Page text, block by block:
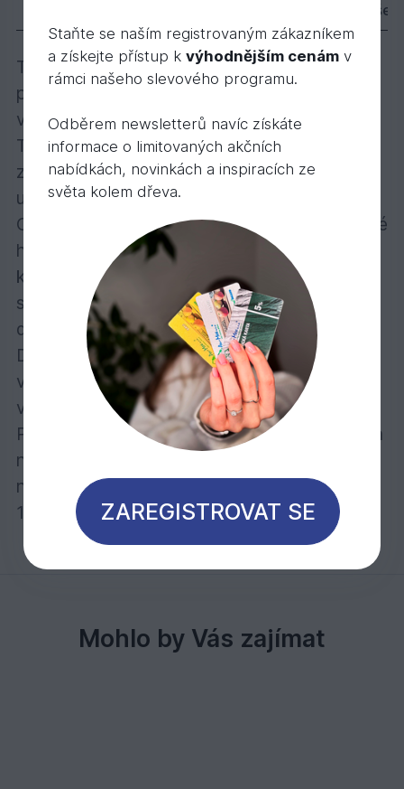
Transparentní a intenzivně zbarvené
provedení – všestranný talent pro dřevo ve
vnitřních prostorách!
Transparentně zbarvený nebo intenzivně
zbarvený, polomatný nebo matný, k použití
uvnitř
Obzvláště se doporučuje na nábytek a dětské
hračky, podlahy (U podlah se doporučuje
konečný nátěr Tvrdým voskovým olejem),
stěny, stropy, dveře, lišty, trámy a lepené
dřevo.
Dekorační vosk vytvoří povrch odpuzující
vodu a nečistoty – je odolný při stírání na
vlhko a rovněž je odolný vůči skvrnám.
Počet nátěrů: Pro transparentní povrch jeden
nátěr, pro intenzivně zbarvený povrch
naneste dva nátěry.
1 litr stačí při jednom nátěru na cca 24 m2
Mohlo by Vás zajímat
Staňte se naším registrovaným zákazníkem
a získejte přístup k výhodnějším cenámv
rámci našeho slevového programu.
Odběrem newsletterů navíc získáte
informace o limitovaných akčních
nabídkách, novinkách a inspiracích ze
světa kolem dřeva.
ZAREGISTROVAT SE